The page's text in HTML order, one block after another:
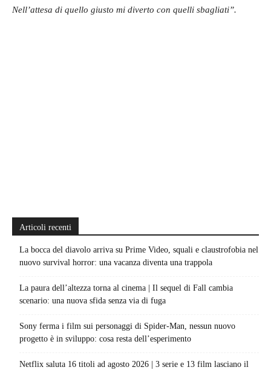
Nell’attesa di quello giusto mi diverto con quelli sbagliati”.
Articoli recenti
La bocca del diavolo arriva su Prime Video, squali e claustrofobia nel
nuovo survival horror: una vacanza diventa una trappola
La paura dell’altezza torna al cinema | Il sequel di Fall cambia
scenario: una nuova sfida senza via di fuga
Sony ferma i film sui personaggi di Spider-Man, nessun nuovo
progetto è in sviluppo: cosa resta dell’esperimento
Netflix saluta 16 titoli ad agosto 2026 | 3 serie e 13 film lasciano il